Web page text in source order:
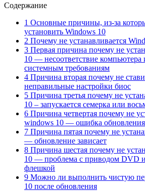
Содержание
1 Основные причины, из-за
установить Windows 10
2 Почему не устанавливается
3 Первая причина почему не
10 — несоответствие компьютера
системным требованиям
4 Причина вторая почему не
неправильные настройки биос
5 Причина третья почему не
10 – запускается семерка или
6 Причина четвертая почему не
windows 10 — ошибка
7 Причина пятая почему не
— обновление зависает
8 Причина шестая почему не
10 — проблема с приводом DVD
флешкой
9 Можно ли выполнить чистую
10 после обновления